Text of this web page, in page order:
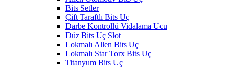
Bits Setler
Çift Taraftlı Bits Uç
Darbe Kontrollü Vidalama Ucu
Düz Bits Uç Slot
Lokmalı Allen Bits Uç
Lokmalı Star Torx Bits Uç
Titanyum Bits Uç